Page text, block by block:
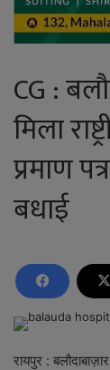
CG :
मिला
प्रमाण
बधाई
रायपुर :